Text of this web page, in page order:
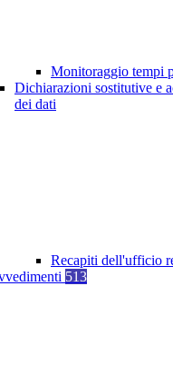
Monitoraggio tempi
Dichiarazioni sostitutive e
dei dati
Recapiti dell'ufficio
513